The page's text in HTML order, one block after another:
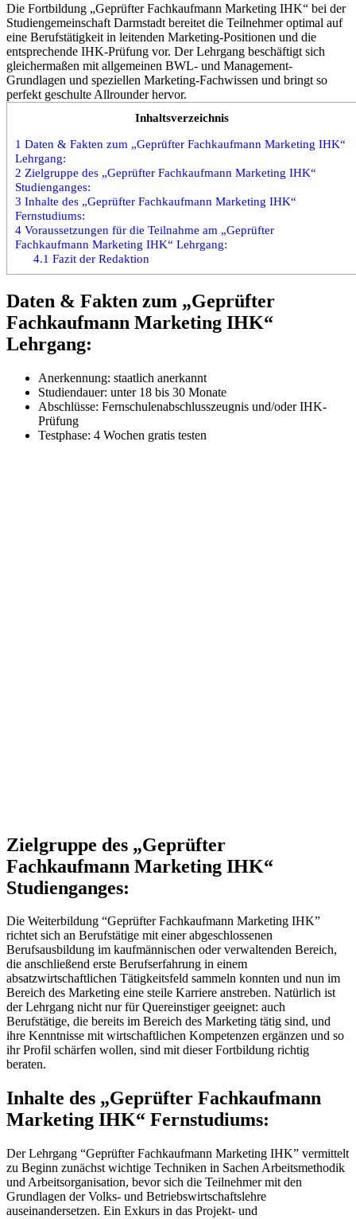
Die Fortbildung „Geprüfter Fachkaufmann Marketing IHK“ bei der
Studiengemeinschaft Darmstadt bereitet die Teilnehmer optimal auf
eine Berufstätigkeit in leitenden Marketing-Positionen und die
entsprechende IHK-Prüfung vor. Der Lehrgang beschäftigt sich
gleichermaßen mit allgemeinen BWL- und Management-
Grundlagen und speziellen Marketing-Fachwissen und bringt so
perfekt geschulte Allrounder hervor.
Inhaltsverzeichnis
1 Daten & Fakten zum „Geprüfter Fachkaufmann Marketing IHK“
Lehrgang:
2 Zielgruppe des „Geprüfter Fachkaufmann Marketing IHK“
Studienganges:
3 Inhalte des „Geprüfter Fachkaufmann Marketing IHK“
Fernstudiums:
4 Voraussetzungen für die Teilnahme am „Geprüfter
Fachkaufmann Marketing IHK“ Lehrgang:
4.1 Fazit der Redaktion
Daten & Fakten zum „Geprüfter
Fachkaufmann Marketing IHK“
Lehrgang:
Anerkennung: staatlich anerkannt
Studiendauer: unter 18 bis 30 Monate
Abschlüsse: Fernschulenabschlusszeugnis und/oder IHK-
Prüfung
Testphase: 4 Wochen gratis testen
Zielgruppe des „Geprüfter
Fachkaufmann Marketing IHK“
Studienganges:
Die Weiterbildung “Geprüfter Fachkaufmann Marketing IHK”
richtet sich an Berufstätige mit einer abgeschlossenen
Berufsausbildung im kaufmännischen oder verwaltenden Bereich,
die anschließend erste Berufserfahrung in einem
absatzwirtschaftlichen Tätigkeitsfeld sammeln konnten und nun im
Bereich des Marketing eine steile Karriere anstreben. Natürlich ist
der Lehrgang nicht nur für Quereinstiger geeignet: auch
Berufstätige, die bereits im Bereich des Marketing tätig sind, und
ihre Kenntnisse mit wirtschaftlichen Kompetenzen ergänzen und so
ihr Profil schärfen wollen, sind mit dieser Fortbildung richtig
beraten.
Inhalte des „Geprüfter Fachkaufmann
Marketing IHK“ Fernstudiums:
Der Lehrgang “Geprüfter Fachkaufmann Marketing IHK” vermittelt
zu Beginn zunächst wichtige Techniken in Sachen Arbeitsmethodik
und Arbeitsorganisation, bevor sich die Teilnehmer mit den
Grundlagen der Volks- und Betriebswirtschaftslehre
auseinandersetzen. Ein Exkurs in das Projekt- und